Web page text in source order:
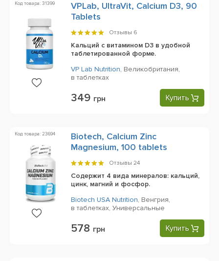
Код товара: 31399
VPLab, UltraVit, Calcium D3, 90
Tablets
Отзывы 6
Кальций с витамином D3 в удобной
таблетированной форме.
VP Lab Nutrition, Великобритания,
в таблетках
349 грн Купить
Код товара: 23694
Biotech, Calcium Zinc
Magnesium, 100 tablets
Отзывы 24
Содержит 4 вида минералов: кальций,
цинк, магний и фосфор.
Biotech USA Nutrition, Венгрия,
в таблетках, Универсальные
578 грн Купить